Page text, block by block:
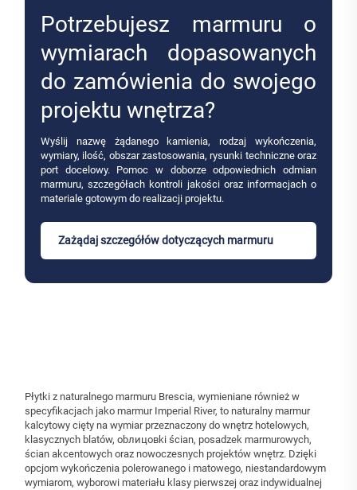
Potrzebujesz marmuru o
wymiarach dopasowanych
do zamówienia do swojego
projektu wnętrza?
Wyślij nazwę żądanego kamienia, rodzaj wykończenia,
wymiary, ilość, obszar zastosowania, rysunki techniczne oraz
port docelowy. Pomoc w doborze odpowiednich odmian
marmuru, szczegółach kontroli jakości oraz informacjach o
materiale gotowym do realizacji projektu.
Zażądaj szczegółów dotyczących marmuru
Płytki z naturalnego marmuru Brescia, wymieniane również w
specyfikacjach jako marmur Imperial River, to naturalny marmur
kalcytowy cięty na wymiar przeznaczony do wnętrz hotelowych,
klasycznych blatów, obлицовki ścian, posadzek marmurowych,
ścian akcentowych oraz nowoczesnych projektów wnętrz. Dzięki
opcjom wykończenia polerowanego i matowego, niestandardowym
wymiarom, wyborowi materiału klasy pierwszej oraz indywidualnej